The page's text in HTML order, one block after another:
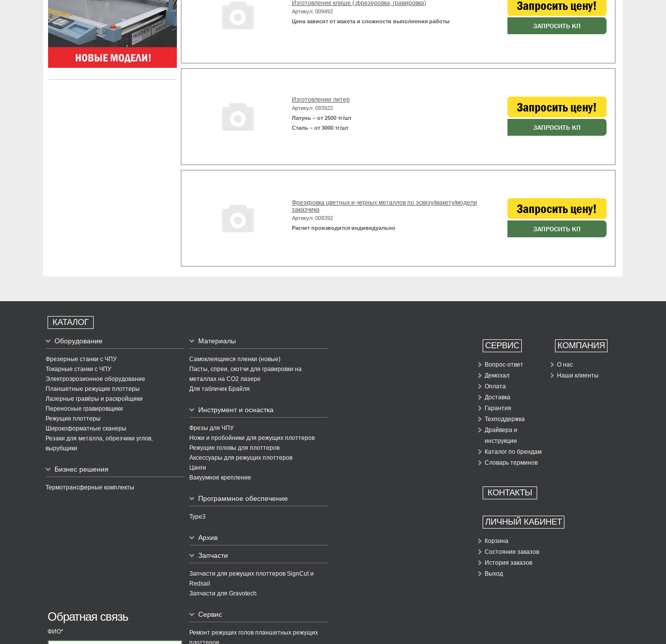
Изготовление клише ( фрезеровка, гравировка)
Артикул: 009492
Цена зависит от макета и сложности выполнения работы
Запросить цену!
ЗАПРОСИТЬ КП
Изготовление литер
Артикул: 093922
Латунь – от 2500 тг/шт
Сталь – от 3000 тг/шт
Запросить цену!
ЗАПРОСИТЬ КП
Фрезкровка цветных и черных металлов по эскизу/макету/модели
заказчика
Артикул: 009392
Расчет производится индивидуально
Запросить цену!
ЗАПРОСИТЬ КП
КАТАЛОГ
Оборудование
Фрезерные станки с ЧПУ
Токарные станки с ЧПУ
Электроэрозионное оборудование
Планшетные режущие плоттеры
Лазерные гравёры и раскройщики
Переносные гравировщики
Режущие плоттеры
Широкоформатные сканеры
Резаки для металла, обрезчики углов,
вырубщики
Бизнес решения
Термотрансферные комплекты
Материалы
Самоклеящиеся пленки (новые)
Пасты, спреи, скотчи для гравировки на
металлах на CO2 лазере
Для табличек Брайля
Инструмент и оснастка
Фрезы для ЧПУ
Ножи и пробойники для режущих плоттеров
Режущие головы для плоттеров
Аксессуары для режущих плоттеров
Цанги
Вакуумное крепление
Программное обеспечение
Type3
Архив
Запчасти
Запчасти для режущих плоттеров SignCut и
Redsail
Запчасти для Gravotech
Сервис
Ремонт режущих голов планшетных режущих
плоттеров
Обратная связь
ФИО*
СЕРВИС
Вопрос-ответ
Демозал
Оплата
Доставка
Гарантия
Техподдержка
Драйвера и
инструкции
Каталог по брендам
Словарь терминов
КОМПАНИЯ
О нас
Наши клиенты
КОНТАКТЫ
ЛИЧНЫЙ КАБИНЕТ
Корзина
Состояние заказов
История заказов
Выход